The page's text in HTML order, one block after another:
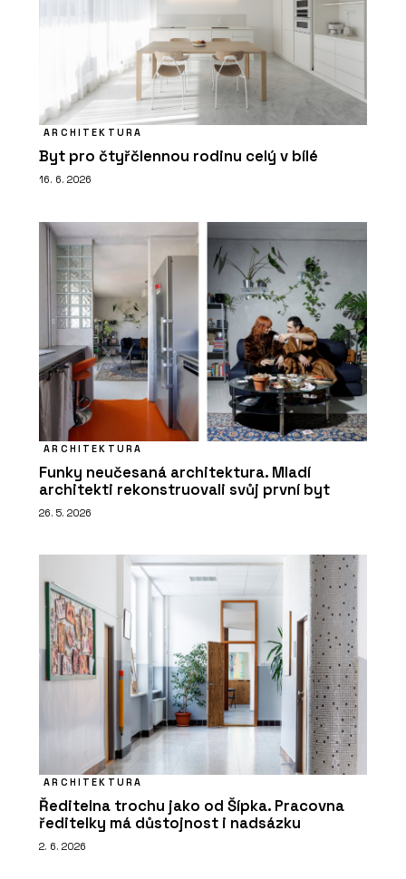
ARCHITEKTURA
Byt pro čtyřčlennou rodinu celý v bílé
16. 6. 2026
ARCHITEKTURA
Funky neučesaná architektura. Mladí
architekti rekonstruovali svůj první byt
26. 5. 2026
ARCHITEKTURA
Ředitelna trochu jako od Šípka. Pracovna
ředitelky má důstojnost i nadsázku
2. 6. 2026